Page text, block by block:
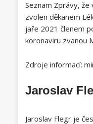
Seznam Zprávy,
zvolen děkanem
jaře 2021 členem
koronaviru zvanou
Zdroje informací:
Jaroslav
Jaroslav Flegr je